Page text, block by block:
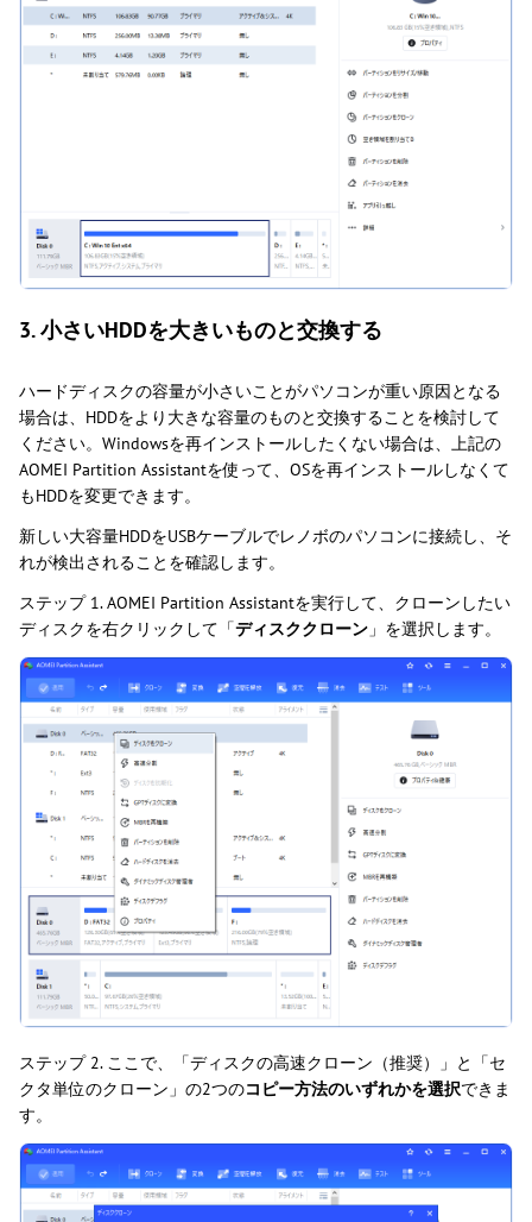
3. 小さいHDDを大きいものと交換する
ハードディスクの容量が小さいことがパソコンが重い原因となる
場合は、HDDをより大きな容量のものと交換することを検討して
ください。Windowsを再インストールしたくない場合は、上記の
AOMEI Partition Assistantを使って、OSを再インストールしなくて
もHDDを変更できます。
新しい大容量HDDをUSBケーブルでレノボのパソコンに接続し、そ
れが検出されることを確認します。
ステップ 1. AOMEI Partition Assistantを実行して、クローンしたい
ディスクを右クリックして「ディスククローン 」を選択します。
ステップ 2. ここで、「ディスクの高速クローン（推奨）」と「セ
クタ単位のクローン」の2つのコピー方法のいずれかを選択できま
す。